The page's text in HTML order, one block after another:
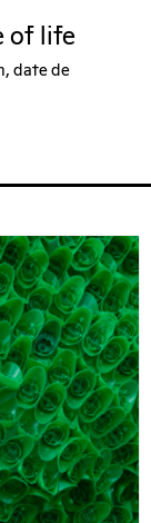
of life
date de